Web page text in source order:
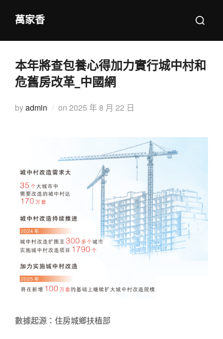
萬家香
Search
本年將查包養心得加力實行城中村和
危舊房改革_中國網
byadmin on Posted
2025 年 8 月 22 日
數據起源：住房城鄉扶植部